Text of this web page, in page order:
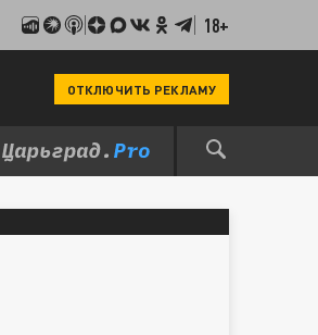
18+
ОТКЛЮЧИТЬ РЕКЛАМУ